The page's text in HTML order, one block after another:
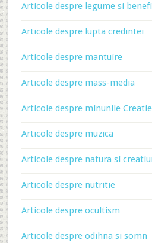
Articole despre legume si
Articole despre lupta credintei
Articole despre mantuire
Articole despre mass-media
Articole despre minunile
Articole despre muzica
Articole despre natura si
Articole despre nutritie
Articole despre ocultism
Articole despre odihna si somn